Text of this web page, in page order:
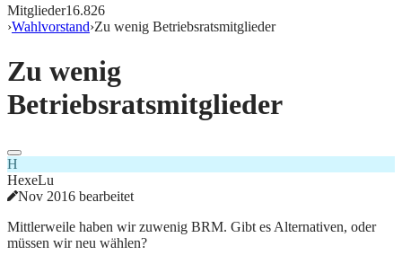
Mitglieder16.826
›Wahlvorstand›Zu wenig Betriebsratsmitglieder
Zu wenig
Betriebsratsmitglieder
H
HexeLu
Nov 2016 bearbeitet
Mittlerweile haben wir zuwenig BRM. Gibt es Alternativen, oder
müssen wir neu wählen?